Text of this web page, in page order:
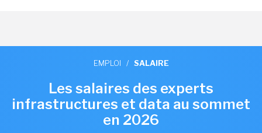
EMPLOI / SALAIRE
Les salaires des experts
infrastructures et data au sommet
en 2026